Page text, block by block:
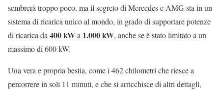
sembrerà troppo poco, ma il segreto di Mercedes e AMG sta in un
sistema di ricarica unico al mondo, in grado di supportare potenze
di ricarica da 400 kWa 1.000 kW, anche se è stato limitato a un
massimo di 600 kW.
Una vera e propria bestia, come i 462 chilometri che riesce a
percorrere in soli 11 minuti, e che si arricchisce di altri dettagli,